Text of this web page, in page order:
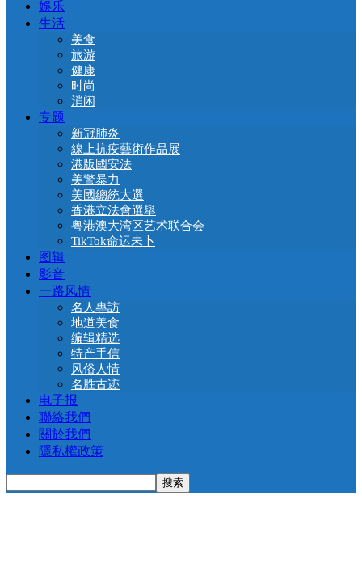
娛乐
生活
美食
旅游
健康
时尚
消闲
专题
新冠肺炎
線上抗疫藝術作品展
港版國安法
美警暴力
美國總統大選
香港立法會選舉
粤港澳大湾区艺术联合会
TikTok命运未卜
图辑
影音
一路风情
名人專訪
地道美食
编辑精选
特产手信
风俗人情
名胜古迹
电子报
聯絡我們
關於我們
隱私權政策